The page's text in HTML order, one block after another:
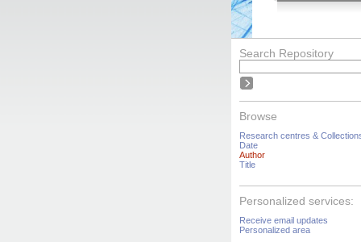
Search Repository
Browse
Research centres &
Date
Author
Title
Personalized services:
Receive email updates
Personalized area